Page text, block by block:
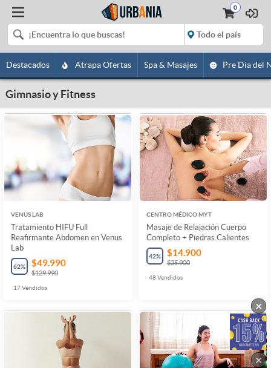
0
Destacados Atrapa Ofertas Spa & Masajes Pre Día del
Gimnasio y Fitness
VENUS LAB
Tratamiento HIFU Full
Reafirmante Abdomen en Venus
Lab
62% $49.990
$129.990
17Vendidos
CENTRO MÉDICO MYT
Masaje de Relajación Cuerpo
Completo + Piedras Calientes
42% $14.900
$25.900
48Vendidos
×
×